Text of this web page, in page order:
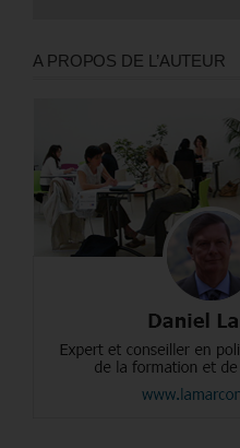
A PROPOS DE L’AUTEUR